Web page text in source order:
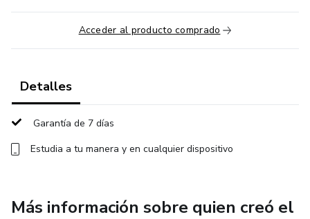
Acceder al producto comprado
Detalles
Garantía de 7 días
Estudia a tu manera y en cualquier dispositivo
Más información sobre quien creó el